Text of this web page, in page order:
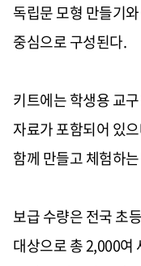
독립문 모형 만들기
중심으로 구성된다.
키트에는 학생용 교
자료가 포함되어 있
함께 만들고 체험하
보급 수량은 전국 초
대상으로 총 2,000여